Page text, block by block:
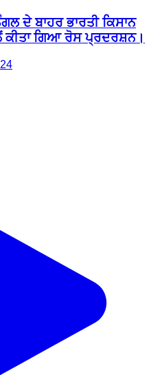
ਦੇ ਬਾਹਰ ਭਾਰਤੀ ਕਿਸਾਨ
ਕੀਤਾ ਗਿਆ ਰੋਸ ਪ੍ਰਦਰਸ਼ਨ।